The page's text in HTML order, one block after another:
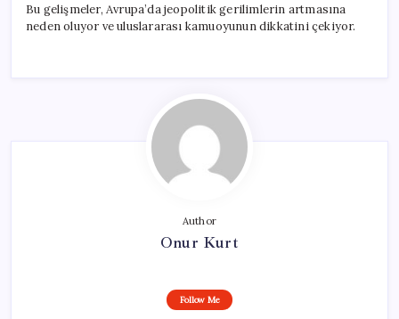
Bu gelişmeler, Avrupa’da jeopolitik gerilimlerin artmasına
neden oluyor ve uluslararası kamuoyunun dikkatini çekiyor.
Author
Onur Kurt
Follow Me